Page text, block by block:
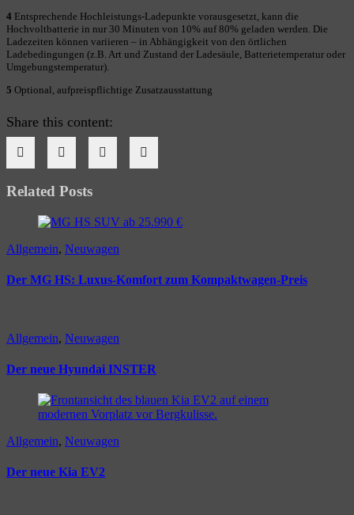
4 Entsprechende Hochleistungs-Ladepunkte vorausgesetzt, kann die
Hochvoltbatterie in nur 30 Minuten von 10% auf 80% geladen werden. Die
Ladezeiten können variieren – in Abhängigkeit von den örtlichen
Ladebedingungen (z.B. Art und Zustand der Ladesäule, Batterietemperatur oder
Umgebungstemperatur).
5 Optional, aufpreispflichtige Zusatzausstattung
Share this content:
Related Posts
Allgemein, Neuwagen
Der MG HS: Luxus-Komfort zum Kompaktwagen-Preis
Allgemein, Neuwagen
Der neue Hyundai INSTER
Allgemein, Neuwagen
Der neue Kia EV2